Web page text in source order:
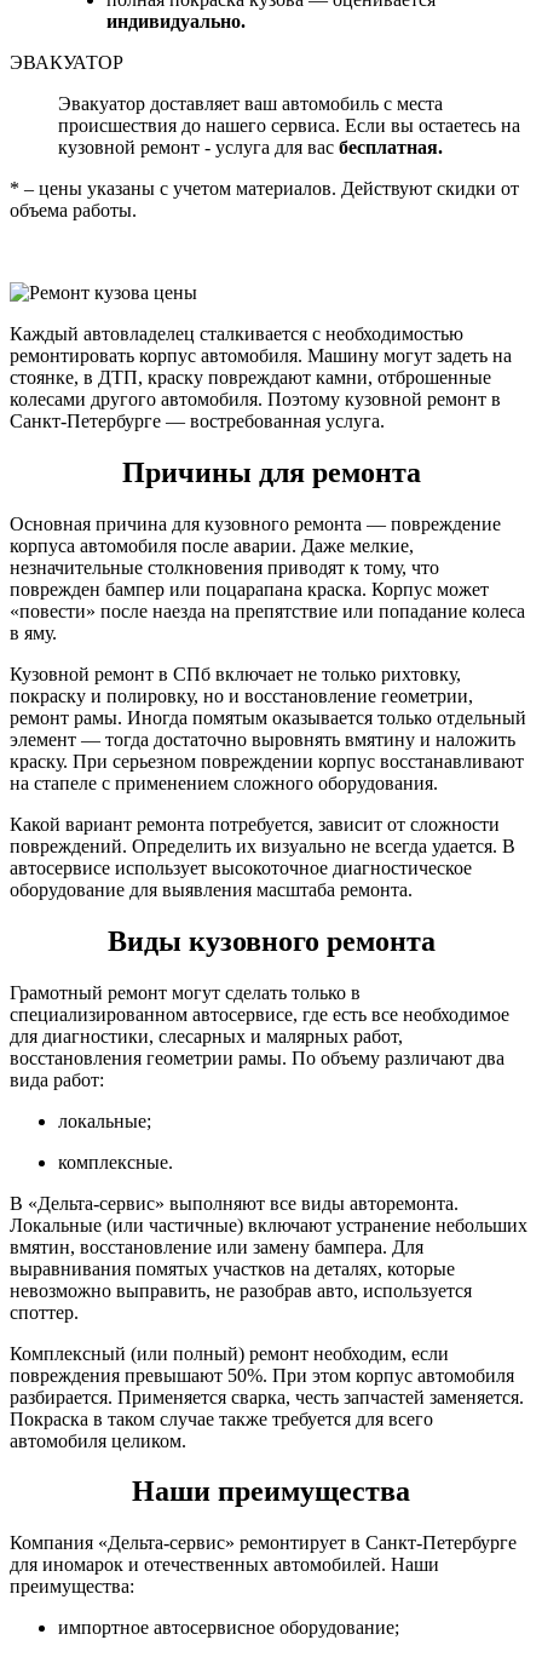
индивидуально.
ЭВАКУАТОР
Эвакуатор доставляет ваш автомобиль с места
происшествия до нашего сервиса. Если вы остаетесь на
кузовной ремонт - услуга для вас бесплатная.
* – цены указаны с учетом материалов. Действуют скидки от
объема работы.
Каждый автовладелец сталкивается с необходимостью
ремонтировать корпус автомобиля. Машину могут задеть на
стоянке, в ДТП, краску повреждают камни, отброшенные
колесами другого автомобиля. Поэтому кузовной ремонт в
Санкт-Петербурге — востребованная услуга.
Причины для ремонта
Основная причина для кузовного ремонта — повреждение
корпуса автомобиля после аварии. Даже мелкие,
незначительные столкновения приводят к тому, что
поврежден бампер или поцарапана краска. Корпус может
«повести» после наезда на препятствие или попадание колеса
в яму.
Кузовной ремонт в СПб включает не только рихтовку,
покраску и полировку, но и восстановление геометрии,
ремонт рамы. Иногда помятым оказывается только отдельный
элемент — тогда достаточно выровнять вмятину и наложить
краску. При серьезном повреждении корпус восстанавливают
на стапеле с применением сложного оборудования.
Какой вариант ремонта потребуется, зависит от сложности
повреждений. Определить их визуально не всегда удается. В
автосервисе использует высокоточное диагностическое
оборудование для выявления масштаба ремонта.
Виды кузовного ремонта
Грамотный ремонт могут сделать только в
специализированном автосервисе, где есть все необходимое
для диагностики, слесарных и малярных работ,
восстановления геометрии рамы. По объему различают два
вида работ:
локальные;
комплексные.
В «Дельта-сервис» выполняют все виды авторемонта.
Локальные (или частичные) включают устранение небольших
вмятин, восстановление или замену бампера. Для
выравнивания помятых участков на деталях, которые
невозможно выправить, не разобрав авто, используется
споттер.
Комплексный (или полный) ремонт необходим, если
повреждения превышают 50%. При этом корпус автомобиля
разбирается. Применяется сварка, честь запчастей заменяется.
Покраска в таком случае также требуется для всего
автомобиля целиком.
Наши преимущества
Компания «Дельта-сервис» ремонтирует в Санкт-Петербурге
для иномарок и отечественных автомобилей. Наши
преимущества:
импортное автосервисное оборудование;